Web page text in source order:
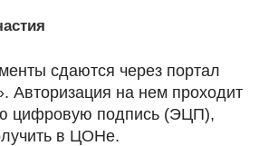
сдаются через портал
Авторизация на нем проходит
цифровую подпись (ЭЦП),
в ЦОНе.